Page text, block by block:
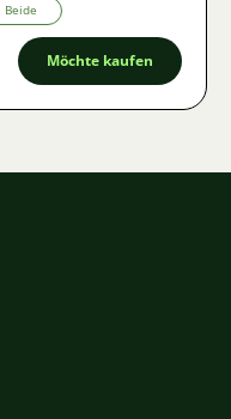
Beide
Möchte kaufen